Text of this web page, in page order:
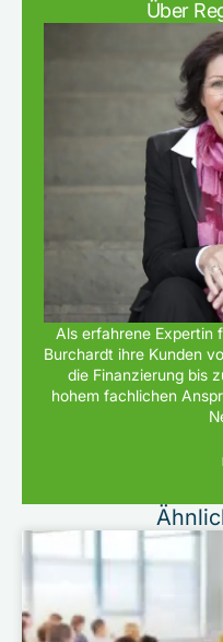
Über
Als erfahrene Expertin
Burchardt ihre Kunden
die Finanzierung bis
hohem fachlichen